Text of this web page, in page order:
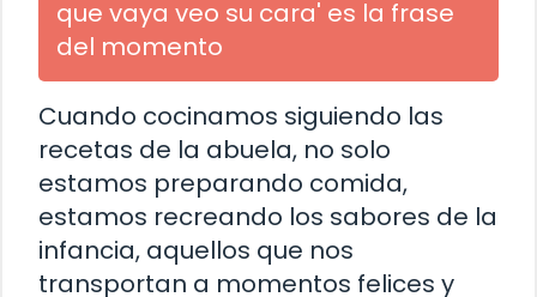
que vaya veo su cara' es la frase
del momento
Cuando cocinamos siguiendo las
recetas de la abuela, no solo
estamos preparando comida,
estamos recreando los sabores de la
infancia, aquellos que nos
transportan a momentos felices y